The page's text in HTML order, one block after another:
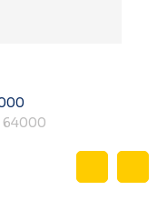
64000